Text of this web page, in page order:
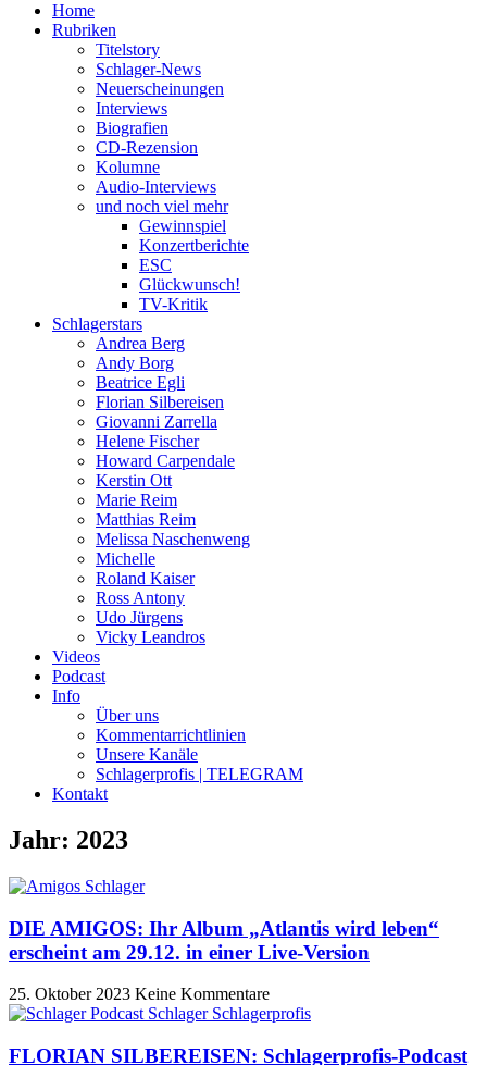
Home
Rubriken
Titelstory
Schlager-News
Neuerscheinungen
Interviews
Biografien
CD-Rezension
Kolumne
Audio-Interviews
und noch viel mehr
Gewinnspiel
Konzertberichte
ESC
Glückwunsch!
TV-Kritik
Schlagerstars
Andrea Berg
Andy Borg
Beatrice Egli
Florian Silbereisen
Giovanni Zarrella
Helene Fischer
Howard Carpendale
Kerstin Ott
Marie Reim
Matthias Reim
Melissa Naschenweng
Michelle
Roland Kaiser
Ross Antony
Udo Jürgens
Vicky Leandros
Videos
Podcast
Info
Über uns
Kommentarrichtlinien
Unsere Kanäle
Schlagerprofis | TELEGRAM
Kontakt
Jahr: 2023
DIE AMIGOS: Ihr Album „Atlantis wird leben“
erscheint am 29.12. in einer Live-Version
25. Oktober 2023 Keine Kommentare
FLORIAN SILBEREISEN: Schlagerprofis-Podcast